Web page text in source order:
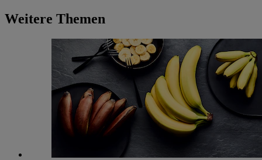
Weitere Themen